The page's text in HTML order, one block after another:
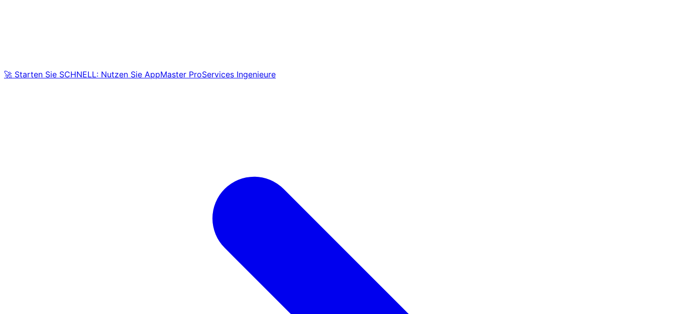
🚀 Starten Sie SCHNELL: Nutzen Sie AppMaster ProServices Ingenieure